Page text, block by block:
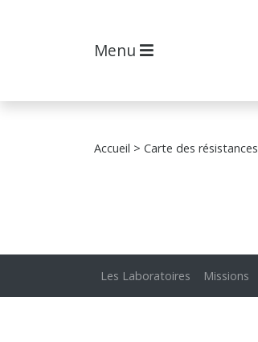
Menu
Accueil > Carte des résistances
Les Laboratoires Missions